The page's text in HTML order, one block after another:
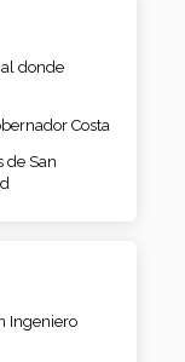
donde
Costa
de San
Ingeniero